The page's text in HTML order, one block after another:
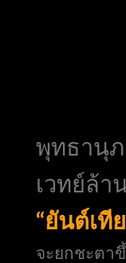
พุทธานุ
เวทย์ล้า
“ยันต์เที
จะยกชะตา